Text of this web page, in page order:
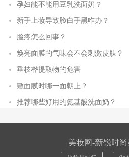
孕妇能不能用豆乳洗面奶？
新手上妆导致脸白手黑咋办？
脸疼怎么回事？
焕亮面膜的气味会不会刺激皮肤？
垂枝桦提取物的危害
敷面膜时哪一面朝上？
推荐哪些好用的氨基酸洗面奶？
美妆网-新锐时